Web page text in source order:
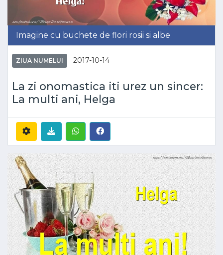
Imagine cu buchete de flori rosii si albe
ZIUA NUMELUI 2017-10-14
La zi onomastica iti urez un sincer:
La multi ani, Helga